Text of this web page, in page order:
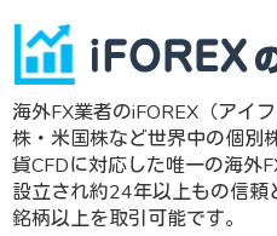
海外FX業者のiFOREX（アイ
株・米国株など世界中の個別
貨CFDに対応した唯一の海外
設立され約24年以上もの信
銘柄以上を取引可能です。